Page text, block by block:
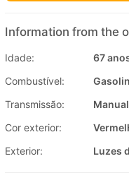
Information from the
Idade:
67
Combustível:
Transmissão:
Manual
Cor exterior:
Exterior:
Luzes